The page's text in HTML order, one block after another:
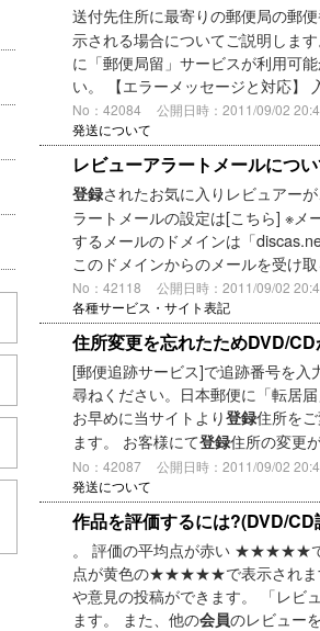
送付先住所に最寄りの郵便局の郵
示される場合についてご説明しま
に「郵便局留」サービスが利用可
い。 【エラーメッセージと対応】
No：42084 公開日時：2011/09/02
発送について
レビューアラートメールにつ
登録されたお気に入りレビュアー
ラートメールの設定は[こちら] ※メ
するメールのドメインは「
このドメインからのメールを受け取
No：42118 公開日時：2011/09/02
各種サービス・サイト表記
住所変更を忘れたためDVD/
[郵便追跡サービス]で追跡番号を
尋ねください。日本郵便に「転居
お早めに当サイトより登録住所を
ます。 お客様にて登録住所の変更
No：42087 公開日時：2011/09/02
発送について
作品を評価するには?(DVD/
。 評価の平均点が赤い ★★★★★で
点が黄色の★★★★★で表示されま
や意見の投稿ができます。 「レビ
ます。 また、他の会員のレビューを